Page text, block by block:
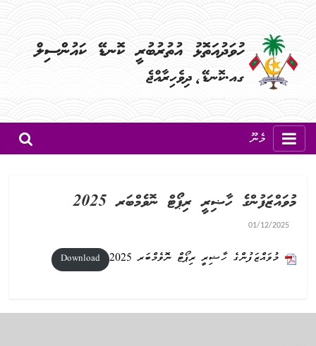
މެނޫ
މުވައްޒަފުންގެ ހާޟިރީ ރިޕޯޓް ނޮވެމްބަރ 2025
01/12/2025
މުވައްޒަފުންގެ ހާޟިރީ ރިޕޯޓް ނޮވެމްބަރ 2025 Download